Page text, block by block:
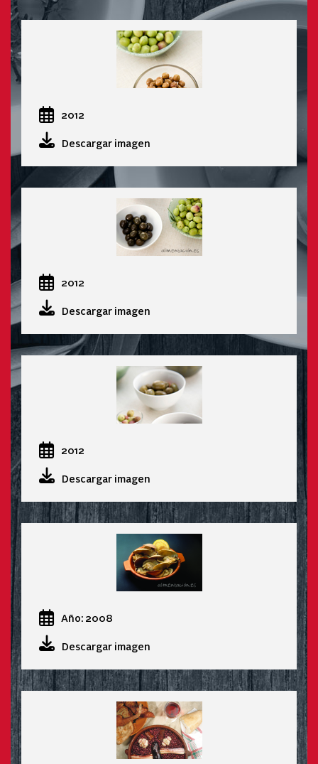
2012
Descargar imagen
2012
Descargar imagen
2012
Descargar imagen
Año: 2008
Descargar imagen